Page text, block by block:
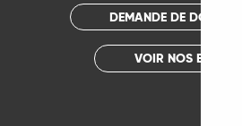
DEMANDE DE
VOIR NOS